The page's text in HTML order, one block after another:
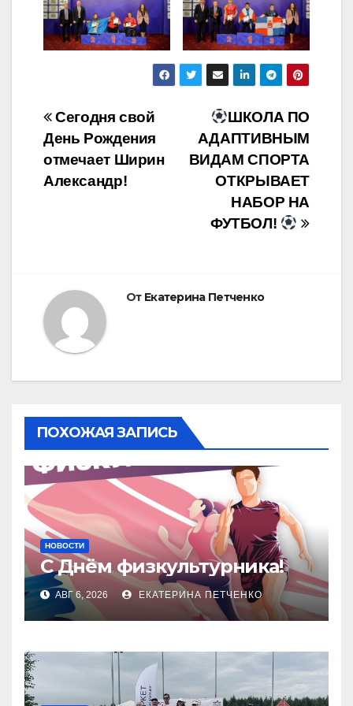
Навигация
по
записям
ШКОЛА ПО
АДАПТИВНЫМ
ВИДАМ СПОРТА
ОТКРЫВАЕТ
НАБОР НА
ФУТБОЛ!
Сегодня свой
День Рождения
отмечает Ширин
Александр!
От Екатерина Петченко
ПОХОЖАЯ ЗАПИСЬ
НОВОСТИ
С Днём физкультурника!
АВГ 6, 2026 ЕКАТЕРИНА ПЕТЧЕНКО